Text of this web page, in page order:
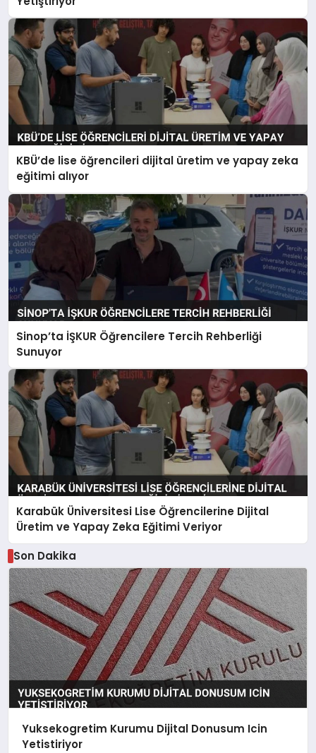
KBÜ’de lise öğrencileri dijital üretim ve yapay zeka
eğitimi alıyor
Sinop’ta İŞKUR Öğrencilere Tercih Rehberliği
Sunuyor
Karabük Üniversitesi Lise Öğrencilerine Dijital
Üretim ve Yapay Zeka Eğitimi Veriyor
Son Dakika
Yuksekogretim Kurumu Dijital Donusum Icin
Yetistiriyor